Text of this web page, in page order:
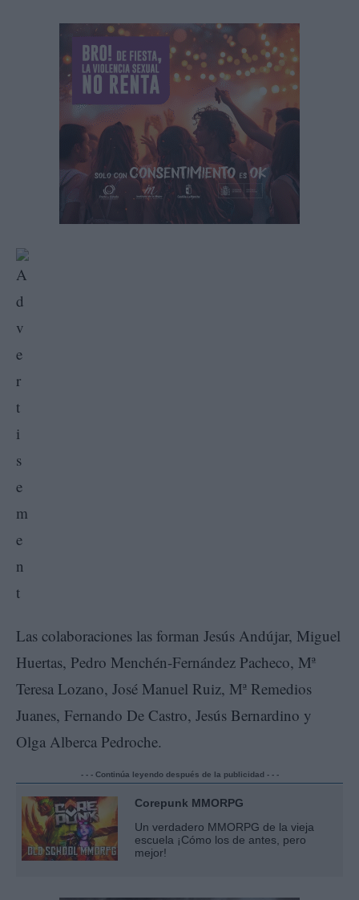
Las colaboraciones las forman Jesús Andújar, Miguel
Huertas, Pedro Menchén-Fernández Pacheco, Mª
Teresa Lozano, José Manuel Ruiz, Mª Remedios
Juanes, Fernando De Castro, Jesús Bernardino y
Olga Alberca Pedroche.
- - - Continúa leyendo después de la publicidad - - -
Corepunk MMORPG
Un verdadero MMORPG de la vieja
escuela ¡Cómo los de antes, pero
mejor!